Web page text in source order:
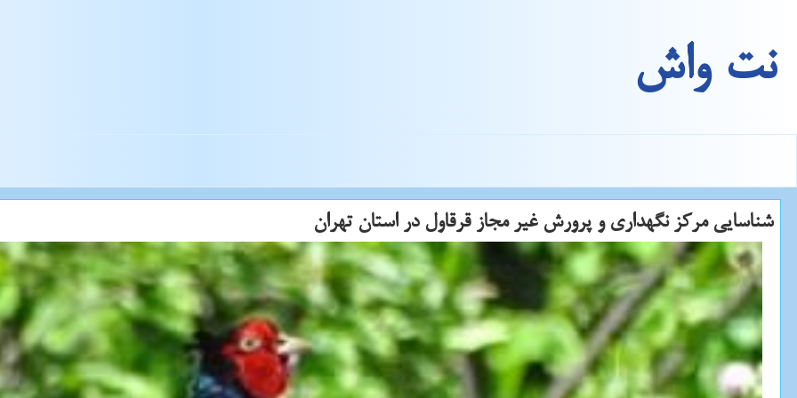
نت واش
شناسایی مركز نگهداری و پرورش غیر مجاز قرقاول در استان تهران